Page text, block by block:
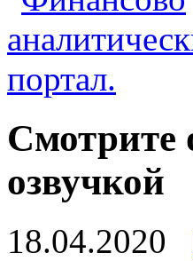
Смотрите
озвучкой
18.04.2020